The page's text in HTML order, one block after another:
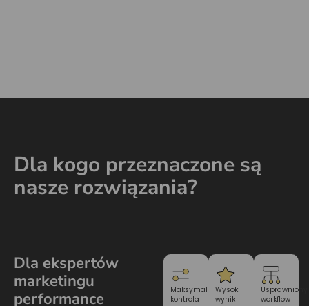
Dla kogo przeznaczone są
nasze rozwiązania?
Dla ekspertów
marketingu
performance
Maksymalna
kontrola
Wysoki
wynik
Usprawniony
workflow